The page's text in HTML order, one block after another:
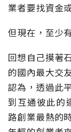
業者要找資金
但現在，至少
回想自己摸著
的國內最大交
認為，透過此
到互通彼此的
路創業最熱的